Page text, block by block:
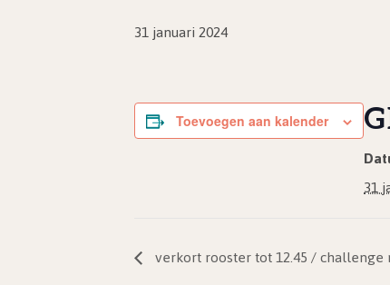
31 januari 2024
Toevoegen aan kalender
31
verkort rooster tot 12.45 / challenge